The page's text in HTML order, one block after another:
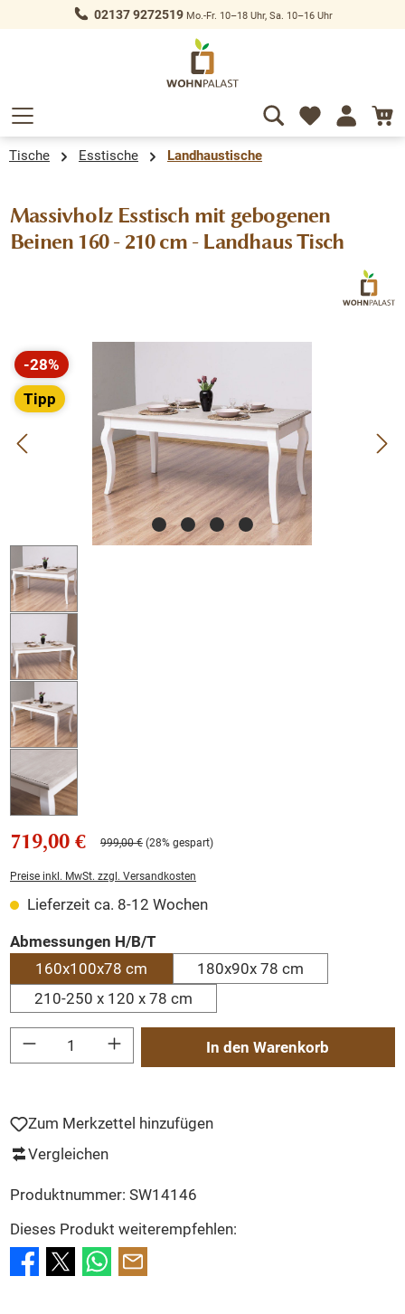
springen 02137 9272519Mo.-Fr. 10–18 Uhr, Sa. 10–16 Uhr
Tische Esstische Landhaustische
Massivholz Esstisch mit gebogenen
Beinen 160 - 210 cm - Landhaus Tisch
Bildergalerie überspringen
-28%
Rabatt
Tipp
719,00 € 999,00 € (28% gespart)
Preise inkl. MwSt. zzgl. Versandkosten
Lieferzeit ca. 8-12 Wochen
Abmessungen H/B/Tauswählen
160x100x78 cm
180x90x 78 cm
210-250 x 120 x 78 cm
Produkt Anzahl: Gib den gewünschten Wert ein oder benutze die Schaltflächen
In den Warenkorb
Zum Merkzettel hinzufügen
Vergleichen
Produktnummer: SW14146
Dieses Produkt weiterempfehlen: